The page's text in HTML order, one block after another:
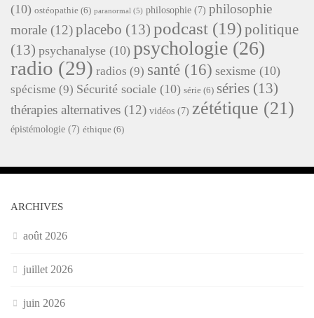
(10) ostéopathie (6) paranormal (5) philosophie (7) philosophie
morale (12)placebo (13) podcast (19)politique
(13) psychanalyse (10) psychologie (26)
radio (29) radios (9) santé (16) sexisme (10)
spécisme (9) Sécurité sociale (10) série (6) séries (13)
thérapies alternatives (12) vidéos (7) zététique (21)
épistémologie (7) éthique (6)
ARCHIVES
août 2026
juillet 2026
juin 2026